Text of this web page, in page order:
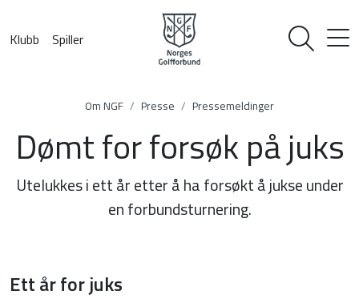
Klubb Spiller
Om NGF Presse Pressemeldinger
Dømt for forsøk på juks
Utelukkes i ett år etter å ha forsøkt å jukse under
en forbundsturnering.
Ett år for juks